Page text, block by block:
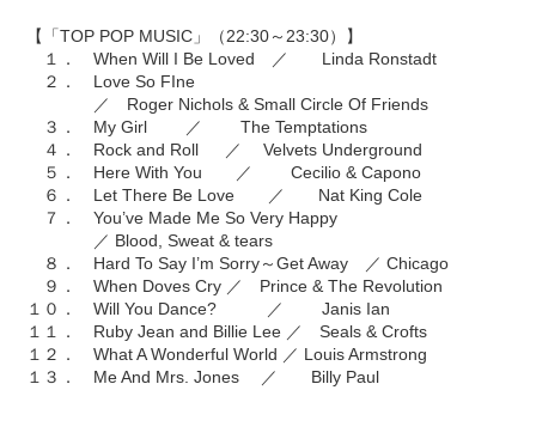
【「TOP POP MUSIC」（22:30～23:30）】
１． When Will I Be Loved ／ Linda Ronstadt
２． Love So FIne
／ Roger Nichols & Small Circle Of Friends
３． My Girl ／ The Temptations
４． Rock and Roll ／ Velvets Underground
５． Here With You ／ Cecilio & Capono
６． Let There Be Love ／ Nat King Cole
７． You’ve Made Me So Very Happy
／ Blood, Sweat & tears
８． Hard To Say I’m Sorry～Get Away ／ Chicago
９． When Doves Cry ／ Prince & The Revolution
１０． Will You Dance? ／ Janis Ian
１１． Ruby Jean and Billie Lee ／ Seals & Crofts
１２． What A Wonderful World ／ Louis Armstrong
１３． Me And Mrs. Jones ／ Billy Paul